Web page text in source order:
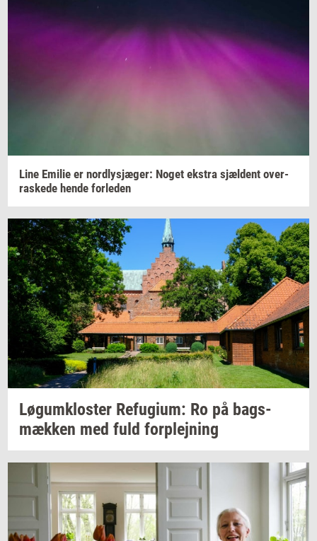
Line Emi­lie er nord­lysjæ­ger: Noget ek­stra sjæl­dent over­
ra­ske­de hende for­le­den
Løgum­klo­ster Re­fu­gi­um: Ro på bags­
mæk­ken med fuld for­plej­ning